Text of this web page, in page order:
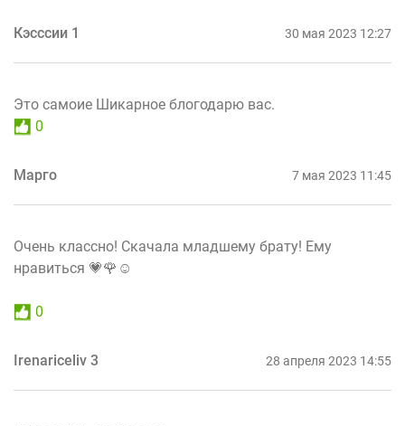
Кэсссии 1 30 мая 2023 12:27
Это самоие Шикарное блогодарю вас.
0
Марго 7 мая 2023 11:45
Очень классно! Скачала младшему брату! Ему
нравиться 💗🌹☺
0
Irenariceliv 3 28 апреля 2023 14:55